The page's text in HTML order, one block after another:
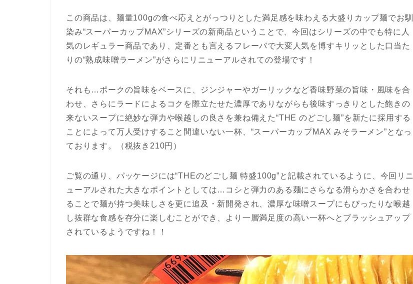
この商品は、麺量100gの食べ応えとがっつりとした満足感を味わえる大盛りカップ麺でお馴
染み“スーパーカップMAX”シリーズの新商品ということで、今回はシリーズの中でも特に人
気のレギュラー商品であり、定番とも言えるフレーバで大変人気を博すキリッとした口当た
りの“熟成味噌ラーメン”がさらにリニューアルされての登場です！
それも…ポークの旨味をベースに、ジンジャーやガーリックなど香味野菜の旨味・風味を合
わせ、さらにラードによるコクを際立たせた濃厚でありながらも後味すっきりとした飽きの
来ないスープに絶妙な弾力や喉越しの良さを兼ね備えた“THE のどごし麺”を新たに採用する
ことによって万人受けすること間違いない一杯、“スーパーカップMAX みそラーメン”となっ
ております。（税抜き210円）
ご覧の通り、パッケージには“THEのどごし麺 特盛100g”と記載されているように、今回リニ
ューアルされた大きなポイントとしては…コシと弾力のある麺にさらなる滑らかさを合わせ
ることで麺が持つ美味しさを更に追及・新開発され、濃厚な味噌スープにもぴったりな喉越
し抜群な食感を存分に楽しむことができ、より一層満足度の高い一杯へとブラッシュアップ
されているようですね！！